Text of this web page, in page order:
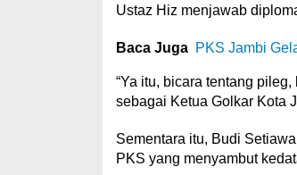
Ustaz Hiz menjawab
Baca Juga PKS Jambi
“Ya itu, bicara tentang
sebagai Ketua Golkar Kota
Sementara itu, Budi
PKS yang menyambut